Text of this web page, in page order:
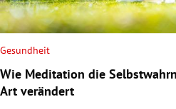
Gesundheit
Wie Meditation die
Art verändert